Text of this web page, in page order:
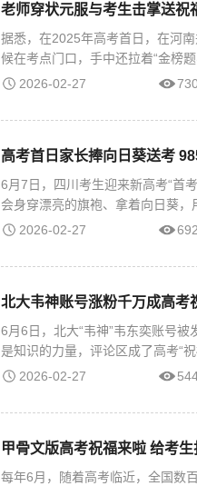
老师穿状元服与考生击掌送祝
据悉，在2025年高考首日，在河
候在考点门口，手中还拉着“金榜
地与他们一一击掌，传递力量与祝
2026-02-27
6月7日，四川考生迎来新高考“首
会身穿漂亮的旗袍、拿着向日葵
胜、一举夺魁。这已经成为妈
2026-02-27
北大韦神账号涨粉千万成高考
6月6日，北大“韦神”韦东奕账号
是知识的力量，评论区成了高考“
号涨粉千万成高考祝福区“大家
2026-02-27
甲骨文版高考祝福来啦 给考
每年6月，随着高考临近，全国数